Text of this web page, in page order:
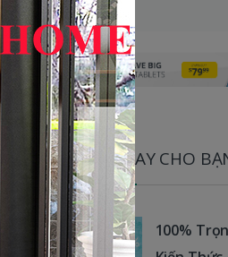
SÁCH HAY CHO
100%